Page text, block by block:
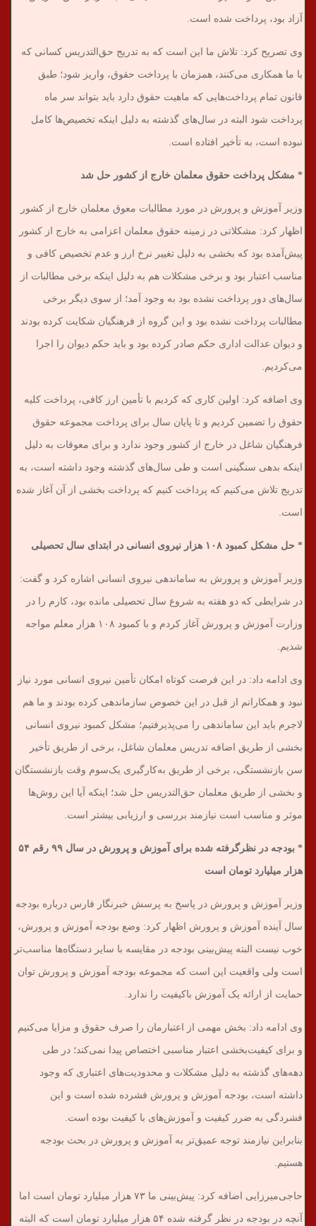
آزاد بود، پرداخت شده است.
وی تصریح کرد: تلاش ما این است که به تدریج حق‌التدریس کسانی که
با ما همکاری می‌کنند، همزمان با پرداخت حقوق، واریز شود؛ طبق
قانون تمام پرداخت‌هایی که ماهیت حقوق دارد باید بتواند سر ماه
پرداخت شود البته در سال‌های گذشته به دلیل اینکه تخصیص‌ها کامل
نبوده است، به تأخیر افتاده است.
* مشکل پرداخت حقوق معلمان خارج از کشور حل شد
وزیر آموزش و پرورش در مورد مطالبات معوق معلمان خارج از کشور
اظهار کرد: مشکلاتی در زمینه حقوق معلمان اعزامی به خارج از کشور
پیش‌آمده بود که بخشی به دلیل تغییر نرخ ارز و عدم تخصیص کافی و
مناسب اعتبار بود و برخی مشکلات هم به دلیل اینکه برخی مطالبات از
سال‌های دور پرداخت نشده بود به وجود آمد؛ از سوی دیگر برخی
مطالبات پرداخت نشده بود و این گروه از فرهنگیان شکایت کرده بودند
و دیوان عدالت اداری حکم صادر کرده بود و باید حکم دیوان را اجرا
می‌کردیم.
وی اضافه کرد: اولین کاری که کردیم با تأمین ارز کافی، پرداخت کلیه
حقوق را تضمین کردیم و تا پایان سال برای پرداخت مجموعه حقوق
فرهنگیان شاغل در خارج از کشور وجود ندارد و برای معوقات به دلیل
اینکه بدهی سنگینی است و طی سال‌های گذشته وجود داشته است، به
تدریج تلاش می‌کنیم که پرداخت کنیم که پرداخت بخشی از آن آغاز شده
است.
* حل مشکل کمبود ۱۰۸ هزار نیروی انسانی در ابتدای سال تحصیلی
وزیر آموزش و پرورش به ساماندهی نیروی انسانی اشاره کرد و گفت:
در شرایطی که دو هفته به شروع سال تحصیلی مانده بود، کارم را در
وزارت آموزش و پرورش آغاز کردم و با کمبود ۱۰۸ هزار معلم مواجه
شدیم.
وی ادامه داد: در این فرصت کوتاه امکان تأمین نیروی انسانی مورد نیاز
نبود و همکارانم از قبل در این خصوص سازماندهی کرده بودند و ما هم
لاجرم باید این ساماندهی را می‌پذیرفتیم؛ مشکل کمبود نیروی انسانی
بخشی از طریق اضافه تدریس معلمان شاغل، برخی از طریق تأخیر
سن بازنشستگی، برخی از طریق به‌کارگیری یک‌سوم وقت بازنشستگان
و بخشی از طریق معلمان حق‌التدریس حل شد؛ اینکه آیا این روش‌ها
موثر و مناسب است نیازمند بررسی و ارزیابی بیشتر است.
* بودجه در نظرگرفته شده برای آموزش و پرورش در سال ۹۹ رقم ۵۴
هزار میلیارد تومان است
وزیر آموزش و پرورش در پاسخ به پرسش خبرنگار فارس درباره بودجه
سال آینده آموزش و پرورش اظهار کرد: وضع بودجه آموزش و پرورش،
خوب نیست البته پیش‌بینی بودجه در مقایسه با سایر دستگاه‌ها مناسب‌تر
است ولی واقعیت این است که مجموعه بودجه آموزش و پرورش توان
حمایت از ارائه یک آموزش باکیفیت را ندارد.
وی ادامه داد: بخش مهمی از اعتبارمان را صرف حقوق و مزایا می‌کنیم
و برای کیفیت‌بخشی اعتبار مناسبی اختصاص پیدا نمی‌کند؛ در طی
دهه‌های گذشته به دلیل مشکلات و محدودیت‌های اعتباری که وجود
داشته است، بودجه آموزش و پرورش فشرده شده است و این
فشردگی به ضرر کیفیت و آموزش‌های با کیفیت بوده است.
بنابراین نیازمند توجه عمیق‌تر به آموزش و پرورش در بحث بودجه
هستیم.
حاجی‌میرزایی اضافه کرد: پیش‌بینی ما ۷۳ هزار میلیارد تومان است اما
آنچه در بودجه در نظر گرفته شده ۵۴ هزار میلیارد تومان است که البته